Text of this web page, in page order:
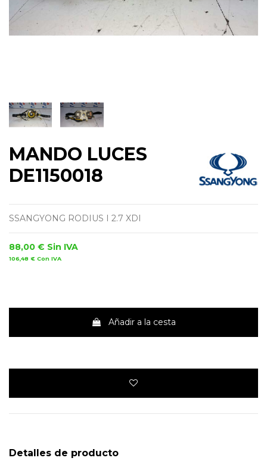
MANDO LUCES
DE1150018
SSANGYONG RODIUS I 2.7 XDI
88,00 € Sin IVA
106,48 € Con IVA
Añadir a la cesta
Detalles de producto